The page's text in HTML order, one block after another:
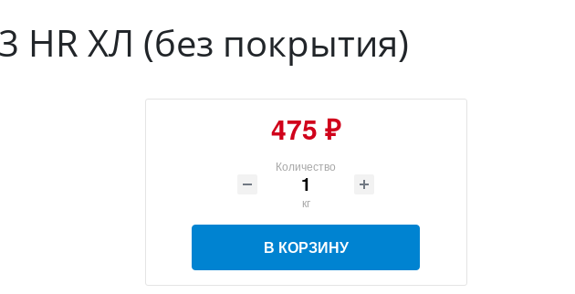
HR ХЛ (без покрытия)
475 ₽
Количество
кг
В КОРЗИНУ